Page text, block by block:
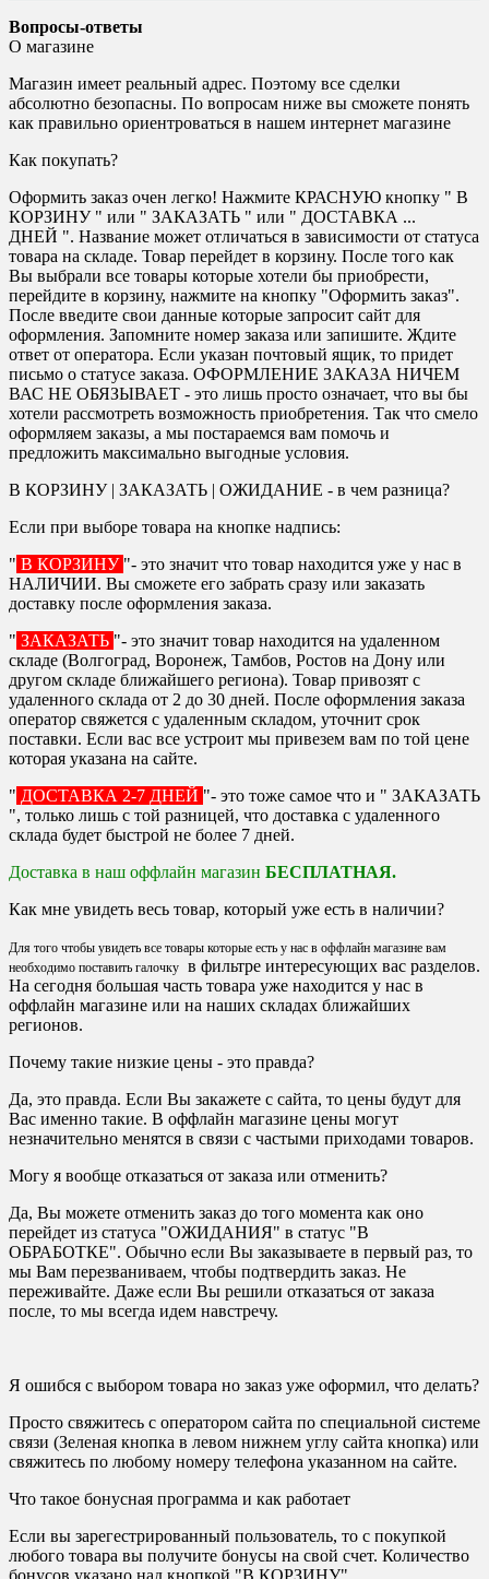
Вопросы-ответы
О магазине
Магазин имеет реальный адрес. Поэтому все сделки
абсолютно безопасны. По вопросам ниже вы сможете понять
как правильно ориентроваться в нашем интернет магазине
Как покупать?
Оформить заказ очен легко! Нажмите КРАСНУЮ кнопку " В
КОРЗИНУ " или " ЗАКАЗАТЬ " или " ДОСТАВКА ...
ДНЕЙ ". Название может отличаться в зависимости от статуса
товара на складе. Товар перейдет в корзину. После того как
Вы выбрали все товары которые хотели бы приобрести,
перейдите в корзину, нажмите на кнопку "Оформить заказ".
После введите свои данные которые запросит сайт для
оформления. Запомните номер заказа или запишите. Ждите
ответ от оператора. Если указан почтовый ящик, то придет
письмо о статусе заказа. ОФОРМЛЕНИЕ ЗАКАЗА НИЧЕМ
ВАС НЕ ОБЯЗЫВАЕТ - это лишь просто означает, что вы бы
хотели рассмотреть возможность приобретения. Так что смело
оформляем заказы, а мы постараемся вам помочь и
предложить максимально выгодные условия.
В КОРЗИНУ | ЗАКАЗАТЬ | ОЖИДАНИЕ - в чем разница?
Если при выборе товара на кнопке надпись:
" В КОРЗИНУ "- это значит что товар находится уже у нас в
НАЛИЧИИ. Вы сможете его забрать сразу или заказать
доставку после оформления заказа.
" ЗАКАЗАТЬ "- это значит товар находится на удаленном
складе (Волгоград, Воронеж, Тамбов, Ростов на Дону или
другом складе ближайшего региона). Товар привозят с
удаленного склада от 2 до 30 дней. После оформления заказа
оператор свяжется с удаленным складом, уточнит срок
поставки. Если вас все устроит мы привезем вам по той цене
которая указана на сайте.
" ДОСТАВКА 2-7 ДНЕЙ "- это тоже самое что и " ЗАКАЗАТЬ
", только лишь с той разницей, что доставка с удаленного
склада будет быстрой не более 7 дней.
Доставка в наш оффлайн магазин БЕСПЛАТНАЯ.
Как мне увидеть весь товар, который уже есть в наличии?
Для того чтобы увидеть все товары которые есть у нас в оффлайн магазине вам
необходимо поставить галочку в фильтре интересующих вас разделов.
На сегодня большая часть товара уже находится у нас в
оффлайн магазине или на наших складах ближайших
регионов.
Почему такие низкие цены - это правда?
Да, это правда. Если Вы закажете с сайта, то цены будут для
Вас именно такие. В оффлайн магазине цены могут
незначительно менятся в связи с частыми приходами товаров.
Могу я вообще отказаться от заказа или отменить?
Да, Вы можете отменить заказ до того момента как оно
перейдет из статуса "ОЖИДАНИЯ" в статус "В
ОБРАБОТКЕ". Обычно если Вы заказываете в первый раз, то
мы Вам перезваниваем, чтобы подтвердить заказ. Не
переживайте. Даже если Вы решили отказаться от заказа
после, то мы всегда идем навстречу.
Я ошибся с выбором товара но заказ уже оформил, что делать?
Просто свяжитесь с оператором сайта по специальной системе
связи (Зеленая кнопка в левом нижнем углу сайта кнопка) или
свяжитесь по любому номеру телефона указанном на сайте.
Что такое бонусная программа и как работает
Если вы зарегестрированный пользователь, то с покупкой
любого товара вы получите бонусы на свой счет. Количество
бонусов указано над кнопкой "В КОРЗИНУ"